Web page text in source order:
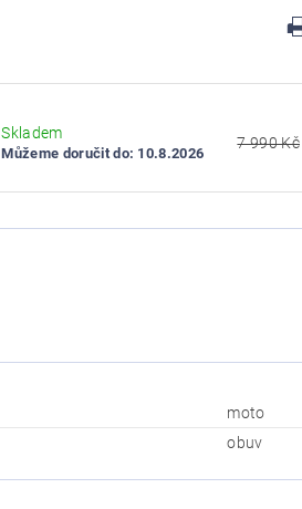
Skladem
Můžeme doručit do: 10.8.2026
7 990 Kč
moto
obuv